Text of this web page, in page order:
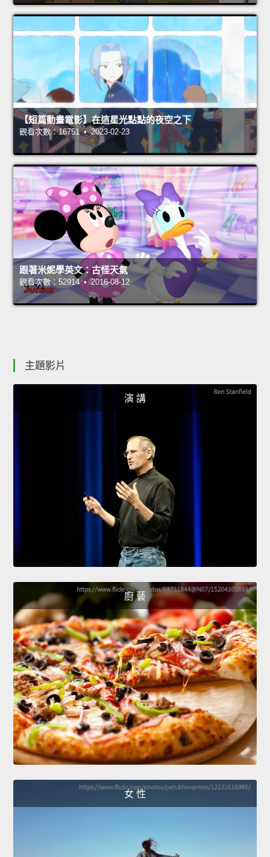
【短篇動畫電影】在這星光點點的夜空之下
觀看次數：16751 • 2023-02-23
跟著米妮學英文：古怪天氣
觀看次數：52914 • 2016-08-12
主題影片
演 講
廚 藝
女 性